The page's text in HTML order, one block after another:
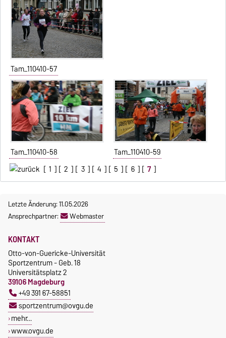
Tam_110410-57
Tam_110410-58
Tam_110410-59
[ 1 ] [ 2 ] [ 3 ] [ 4 ] [ 5 ] [ 6 ] [ 7 ]
Letzte Änderung: 11.05.2026
Ansprechpartner:
Webmaster
KONTAKT
Otto-von-Guericke-Universität
Sportzentrum - Geb. 18
Universitätsplatz 2
39106 Magdeburg
+49 391 67-58851
sportzentrum@ovgu.de
mehr…
www.ovgu.de